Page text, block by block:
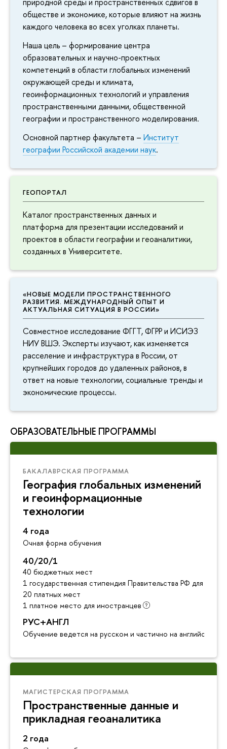
обществе и экономике, которые влияют на жизнь
каждого человека во всех уголках планеты.
Наша цель – формирование центра
образовательных и научно-проектных
компетенций в области глобальных изменений
окружающей среды и климата,
геоинформационных технологий и управления
пространственными данными, общественной
географии и пространственного моделирования.
Основной партнер факультета – Институт
географии Российской академии наук.
ГЕОПОРТАЛ
Каталог пространственных данных и
платформа для презентации исследований и
проектов в области географии и геоаналитики,
созданных в Университете.
«НОВЫЕ МОДЕЛИ ПРОСТРАНСТВЕННОГО
РАЗВИТИЯ. МЕЖДУНАРОДНЫЙ ОПЫТ И
АКТУАЛЬНАЯ СИТУАЦИЯ В РОССИИ»
Совместное исследование ФГГТ, ФГРР и ИСИЭЗ
НИУ ВШЭ. Эксперты изучают, как изменяется
расселение и инфраструктура в России, от
крупнейших городов до удаленных районов, в
ответ на новые технологии, социальные тренды и
экономические процессы.
ОБРАЗОВАТЕЛЬНЫЕ ПРОГРАММЫ
БАКАЛАВРСКАЯ ПРОГРАММА
География глобальных изменений
и геоинформационные
технологии
4 года
Очная форма обучения
40/20/1
40 бюджетных мест
1 государственная стипендия Правительства РФ для
20 платных мест
1 платное место для иностранцев
РУС+АНГЛ
Обучение ведется на русском и частично на английском
МАГИСТЕРСКАЯ ПРОГРАММА
Пространственные данные и
прикладная геоаналитика
2 года